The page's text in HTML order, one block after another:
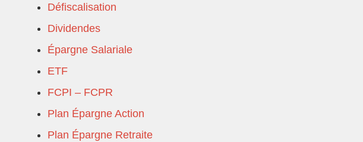
Défiscalisation
Dividendes
Épargne Salariale
ETF
FCPI – FCPR
Plan Épargne Action
Plan Épargne Retraite